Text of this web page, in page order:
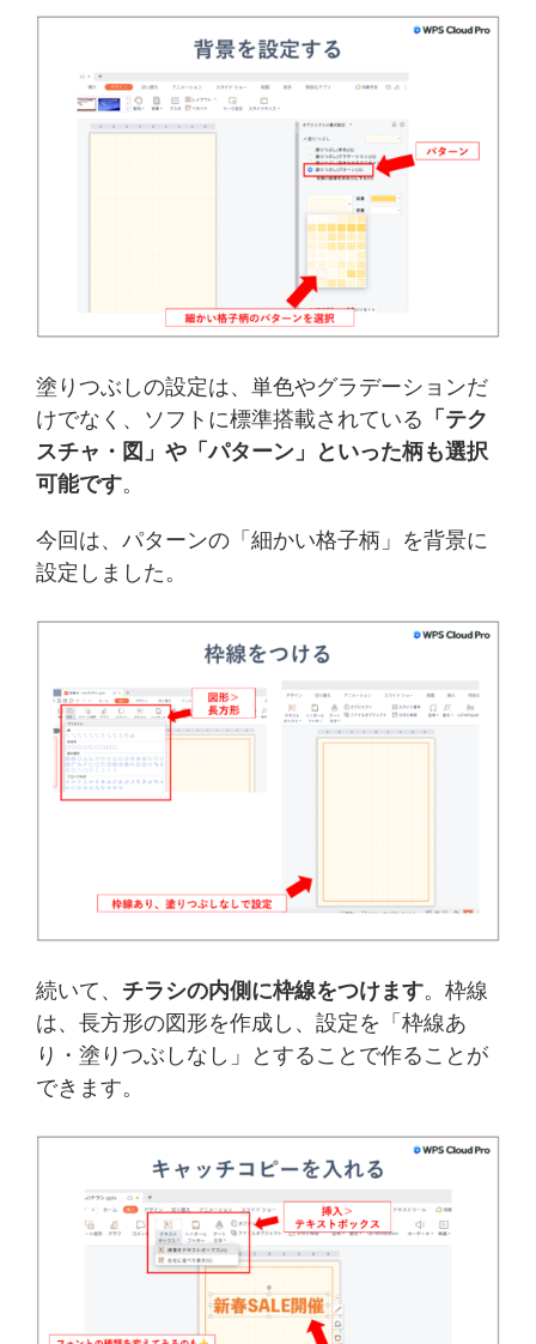
塗りつぶしの設定は、単色やグラデーションだ
けでなく、ソフトに標準搭載されている 「テク
スチャ・図」や「パターン」といった柄も選択
可能です。
今回は、パターンの「細かい格子柄」を背景に
設定しました。
続いて、 チラシの内側に枠線をつけます。枠線
は、長方形の図形を作成し、設定を「枠線あ
り・塗りつぶしなし」とすることで作ることが
できます。